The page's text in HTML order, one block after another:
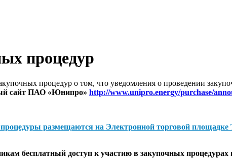
процедур
процедур о том, что уведомления о проведении
сайт ПАО «Юнипро» http://www.unipro.energy/purchase/
размещаются на Электронной торговой
бесплатный доступ к участию в закупочных